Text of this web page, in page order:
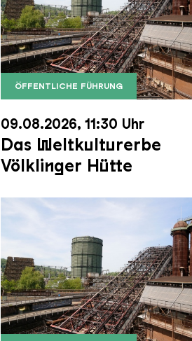
ÖFFENTLICHE FÜHRUNG
Der Erzschrägaufzug der
Copyright: Weltkulturerbe
09.08.2026, 11:30 Uhr
Das Weltkulturerbe
Völklinger Hütte